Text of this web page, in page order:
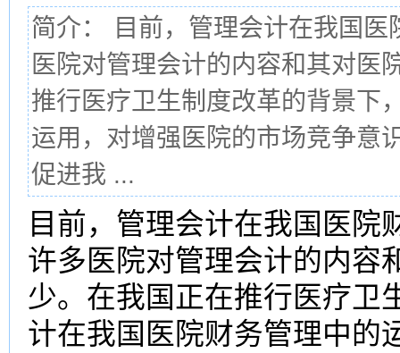
简介： 目前，管理会计在我国
医院对管理会计的内容和其对医
推行医疗卫生制度改革的背景下
运用，对增强医院的市场竞争意
促进我 ...
目前，管理会计在我国医院
许多医院对管理会计的内容
少。在我国正在推行医疗卫
计在我国医院财务管理中的